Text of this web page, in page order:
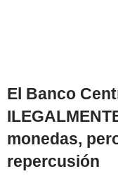
El Banco
monedas,
repercusión